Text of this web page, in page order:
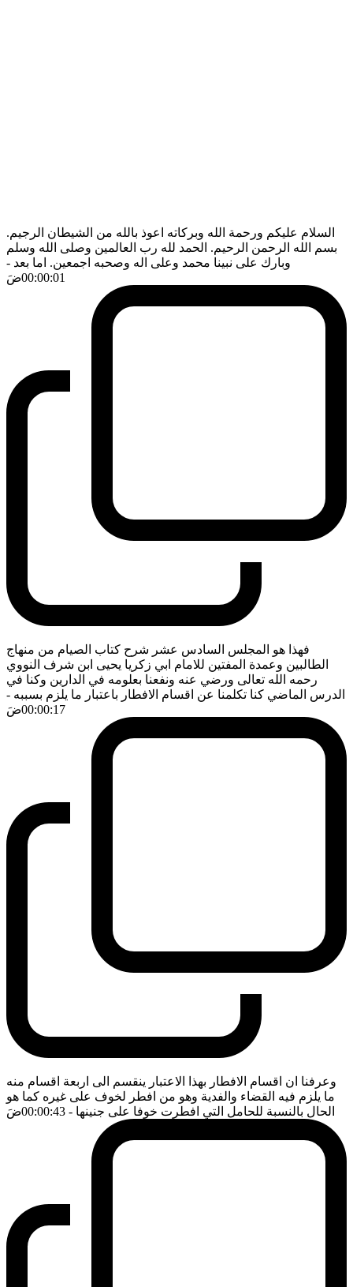
السلام عليكم ورحمة الله وبركاته اعوذ بالله من الشيطان الرجيم.
بسم الله الرحمن الرحيم. الحمد لله رب العالمين وصلى الله وسلم
وبارك على نبينا محمد وعلى اله وصحبه اجمعين. اما بعد -
00:00:01ضَ
فهذا هو المجلس السادس عشر شرح كتاب الصيام من منهاج
الطالبين وعمدة المفتين للامام ابي زكريا يحيى ابن شرف النووي
رحمه الله تعالى ورضي عنه ونفعنا بعلومه في الدارين وكنا في
الدرس الماضي كنا تكلمنا عن اقسام الافطار باعتبار ما يلزم بسببه -
00:00:17ضَ
وعرفنا ان اقسام الافطار بهذا الاعتبار ينقسم الى اربعة اقسام منه
ما يلزم فيه القضاء والفدية وهو من افطر لخوف على غيره كما هو
الحال بالنسبة للحامل التي افطرت خوفا على جنينها - 00:00:43 ضَ